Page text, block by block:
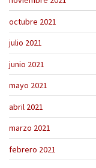
octubre 2021
julio 2021
junio 2021
mayo 2021
abril 2021
marzo 2021
febrero 2021